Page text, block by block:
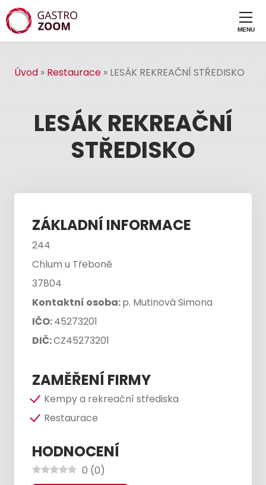
Úvod » Restaurace » LESÁK REKREAČNÍ STŘEDISKO
LESÁK REKREAČNÍ
STŘEDISKO
ZÁKLADNÍ INFORMACE
244
Chlum u Třeboně
37804
Kontaktní osoba:p. Mutinová Simona
IČO:45273201
DIČ:CZ45273201
ZAMĚŘENÍ FIRMY
Kempy a rekreační střediska
Restaurace
HODNOCENÍ
0 (0)